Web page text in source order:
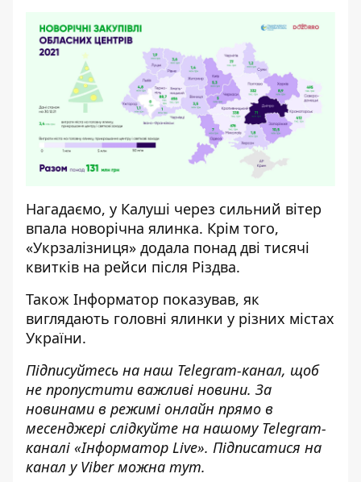
Нагадаємо, у Калуші через сильний вітер
впала новорічна ялинка. Крім того,
«Укрзалізниця» додала понад дві тисячі
квитків на рейси після Різдва.
Також Інформатор показував, як
виглядають головні ялинки у різних містах
України.
Підписуйтесь на наш Telegram-канал, щоб
не пропустити важливі новини. За
новинами в режимі онлайн прямо в
месенджері слідкуйте на нашому Telegram-
каналі «Інформатор Live». Підписатися на
канал у Viber можна тут.